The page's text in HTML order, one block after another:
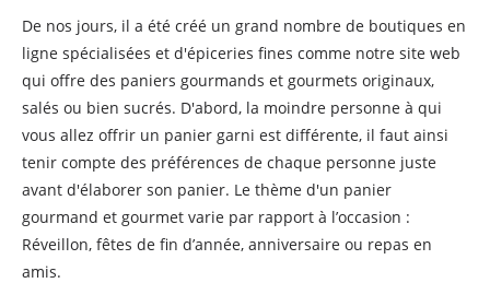
De nos jours, il a été créé un grand nombre de boutiques en
ligne spécialisées et d'épiceries fines comme notre site web
qui offre des paniers gourmands et gourmets originaux,
salés ou bien sucrés. D'abord, la moindre personne à qui
vous allez offrir un panier garni est différente, il faut ainsi
tenir compte des préférences de chaque personne juste
avant d'élaborer son panier. Le thème d'un panier
gourmand et gourmet varie par rapport à l’occasion :
Réveillon, fêtes de fin d’année, anniversaire ou repas en
amis.